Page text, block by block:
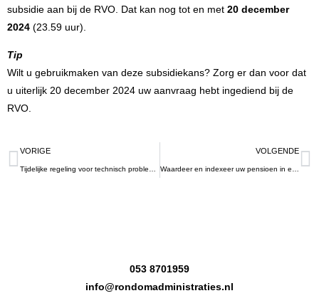
subsidie aan bij de RVO. Dat kan nog tot en met 20 december
2024 (23.59 uur).
Tip
Wilt u gebruikmaken van deze subsidiekans? Zorg er dan voor dat
u uiterlijk 20 december 2024 uw aanvraag hebt ingediend bij de
RVO.
VORIGE VOLGENDE
053 8701959
info@rondomadministraties.nl